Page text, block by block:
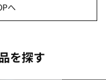
へ
を探す